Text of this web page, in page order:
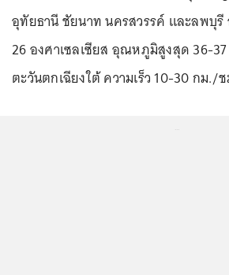
อุทัยธานี ชัยนาท นครสวรรค์ และลพบุ
26 องศาเซลเซียส อุณหภูมิสูงสุด 36-37
ตะวันตกเฉียงใต้ ความเร็ว 10-30 กม./